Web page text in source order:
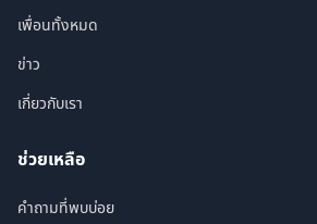
เพื่อนทั้งหมด
ข่าว
เกี่ยวกับเรา
ช่วยเหลือ
คำถามที่พบบ่อย